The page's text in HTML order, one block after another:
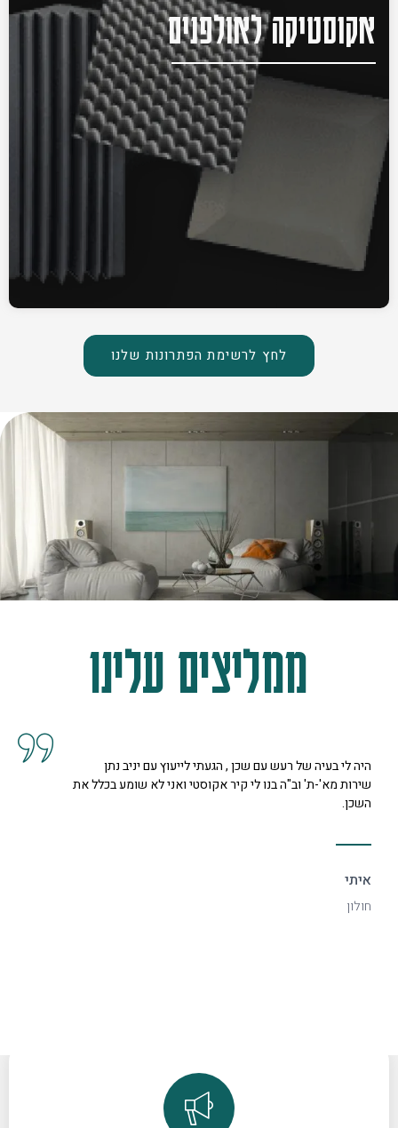
אקוסטיקה לאולפנים
לחץ לרשימת הפתרונות שלנו
ממליצים עלינו
עם יניב נתן
ואני לא שומע בכלל את
קיבלנו שרות מצוין, הסברים
נחמדה מאוד בשם קרן היא המליצה